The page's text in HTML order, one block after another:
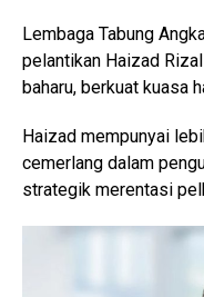
Lembaga Tabung
pelantikan Haizad
baharu, berkuat kuasa
Haizad mempunyai
cemerlang dalam
strategik merentasi